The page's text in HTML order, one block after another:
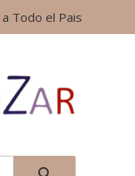
Todo el Pais